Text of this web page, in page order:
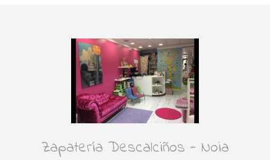
Zapatería Descalciños - Noia